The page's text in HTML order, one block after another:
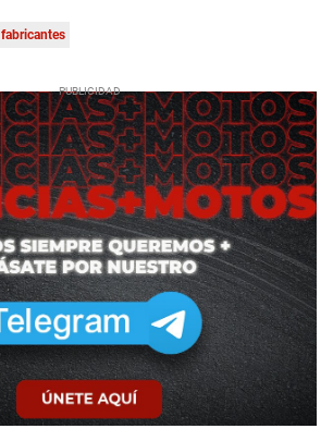
fabricantes